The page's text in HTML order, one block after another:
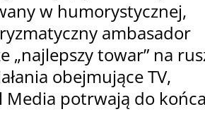
w humorystycznej,
ambasador
„najlepszy towar” na
obejmujące TV,
Media potrwają do